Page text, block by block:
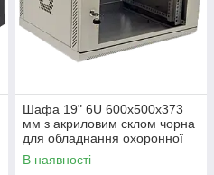
Шафа 19" 6U 600х500х373
мм з акриловим склом чорна
для обладнання охоронної
системи з корисною
глибиною 460 мм та
В наявності